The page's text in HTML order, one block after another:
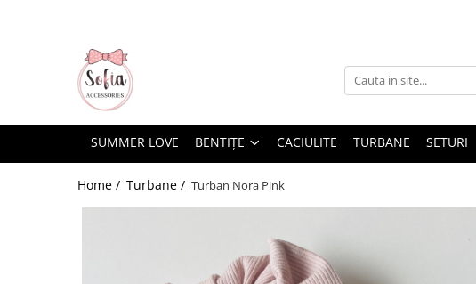
Luna Collection
Sonia Collection
Emma Collection
Lina Collection
Gloria Collection
SUMMER LOVE BENTIȚE CACIULITE TURBANE SETURI
Home / Turbane / Turban Nora Pink